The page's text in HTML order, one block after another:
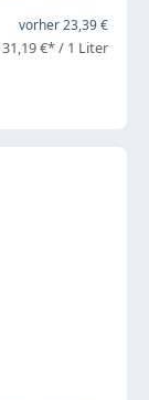
vorher 23,39 €
31,19 €* / 1 Liter